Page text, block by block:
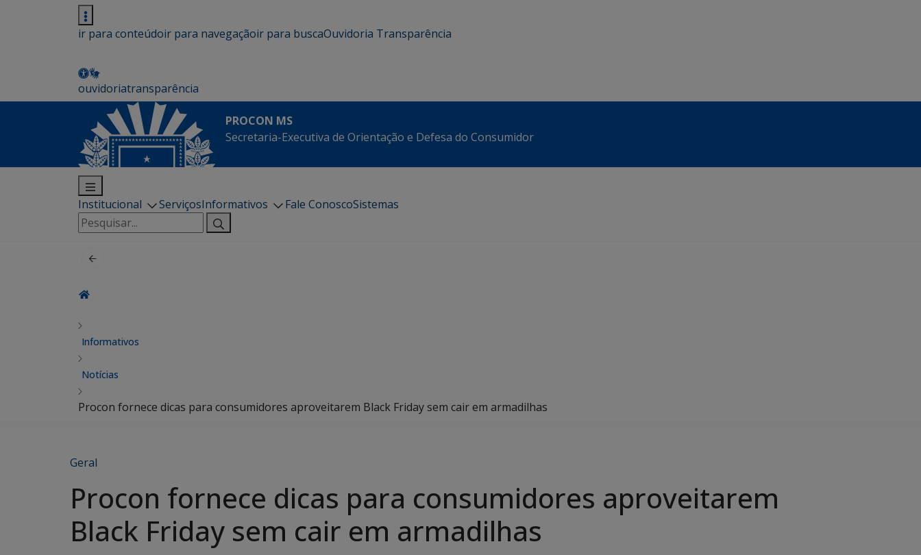
ir para conteúdoir para navegaçãoir para buscaOuvidoria Transparência
ouvidoriatransparência
PROCON MS
Secretaria-Executiva de Orientação e Defesa do Consumidor
Institucional ServiçosInformativos Fale ConoscoSistemas
Pesquisar
por:
Informativos
Notícias
Procon fornece dicas para consumidores aproveitarem Black Friday sem cair em armadilhas
Geral
Procon fornece dicas para consumidores aproveitarem
Black Friday sem cair em armadilhas